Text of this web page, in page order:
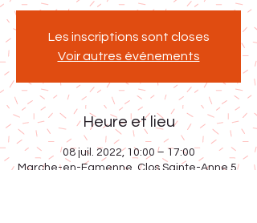
Les inscriptions sont closes
Voir autres événements
Heure et lieu
08 juil. 2022, 10:00 – 17:00
Marche-en-Famenne, Clos Sainte-Anne 5,